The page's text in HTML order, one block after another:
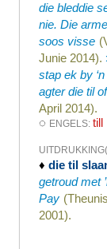
die bleddie
nie. Die
soos visse
Junie 2014).
stap ek by
agter die til
April 2014).
◌ ENGELS:till
♦die til
getroud met
Pay
2001).